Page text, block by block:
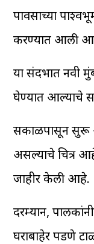
पावसाच्या
करण्यात आली
या संदर्भात नवी
घेण्यात आल्याचे
सकाळपासून सुरू
असल्याचे चित्र
जाहीर केली आहे.
दरम्यान,
घराबाहेर पडणे